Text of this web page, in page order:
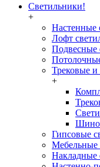
Светильники!
+
Настенные
Лофт
Подвесные
Трековые
+
Гипсовые
Мебельные
Накладные